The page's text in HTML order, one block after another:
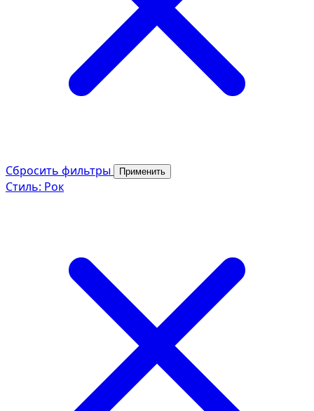
Сбросить фильтры Применить
Стиль: Рок